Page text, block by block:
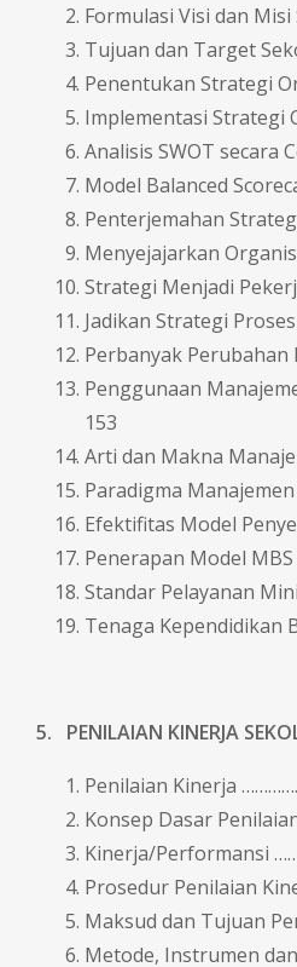
Formulasi Visi dan
Tujuan dan Target
Penentukan Strategi
Implementasi Strategi
Analisis SWOT secara
Model Balanced
Penterjemahan
Menyejajarkan
Strategi Menjadi
Jadikan Strategi
Perbanyak
Penggunaan
153
Arti dan Makna
Paradigma
Efektifitas Model
Penerapan Model
Standar Pelayanan
Tenaga Kependidikan
5. PENILAIAN KINERJA
Penilaian Kinerja
Konsep Dasar
Kinerja/Performansi
Prosedur Penilaian
Maksud dan Tujuan
Metode, Instrumen